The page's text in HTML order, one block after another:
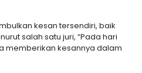
kesan tersendiri, baik
salah satu juri, “Pada hari
memberikan kesannya dalam